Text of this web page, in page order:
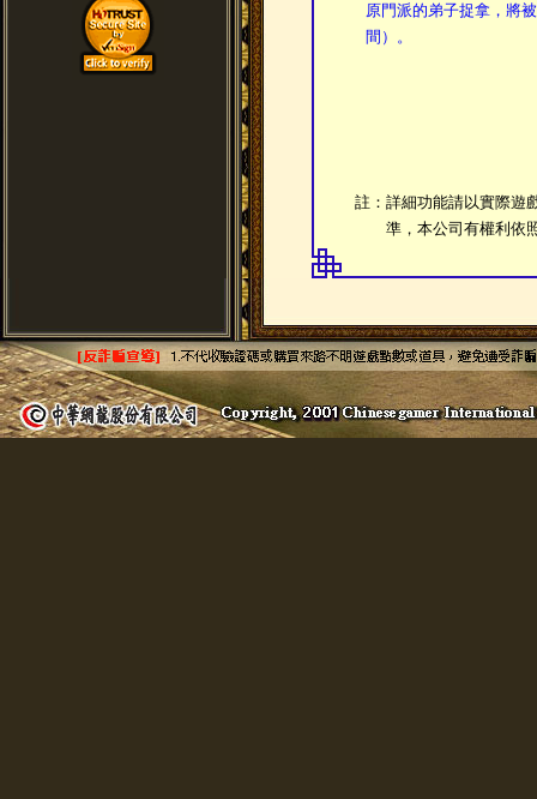
原門派的弟子捉拿，將
間）。
註：詳細功能請以實際遊
準，本公司有權利依